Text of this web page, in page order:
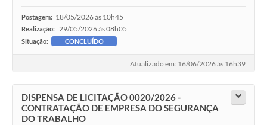
Postagem: 18/05/2026 às 10h45
Realização: 29/05/2026 às 08h05
Situação: CONCLUÍDO
Atualizado em: 16/06/2026 às 16h39
DISPENSA DE LICITAÇÃO 0020/2026 -
CONTRATAÇÃO DE EMPRESA DO SEGURANÇA
DO TRABALHO